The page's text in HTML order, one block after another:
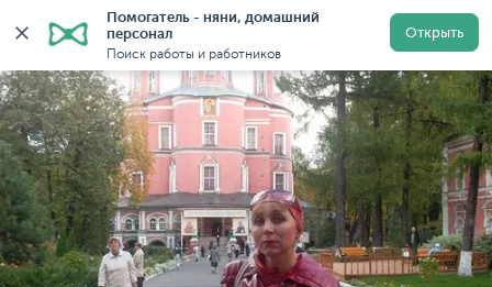
Помогатель - няни, домашний
персонал
Поиск работы и работников
Открыть
Главная Няни Няни в Москве Няни у метро